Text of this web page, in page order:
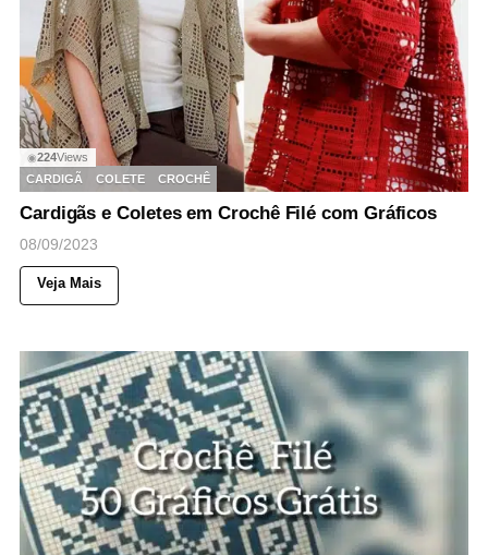
◉224Views
CARDIGÃ
COLETE CROCHÊ
Cardigãs e Coletes em Crochê Filé com Gráficos
08/09/2023
Veja Mais